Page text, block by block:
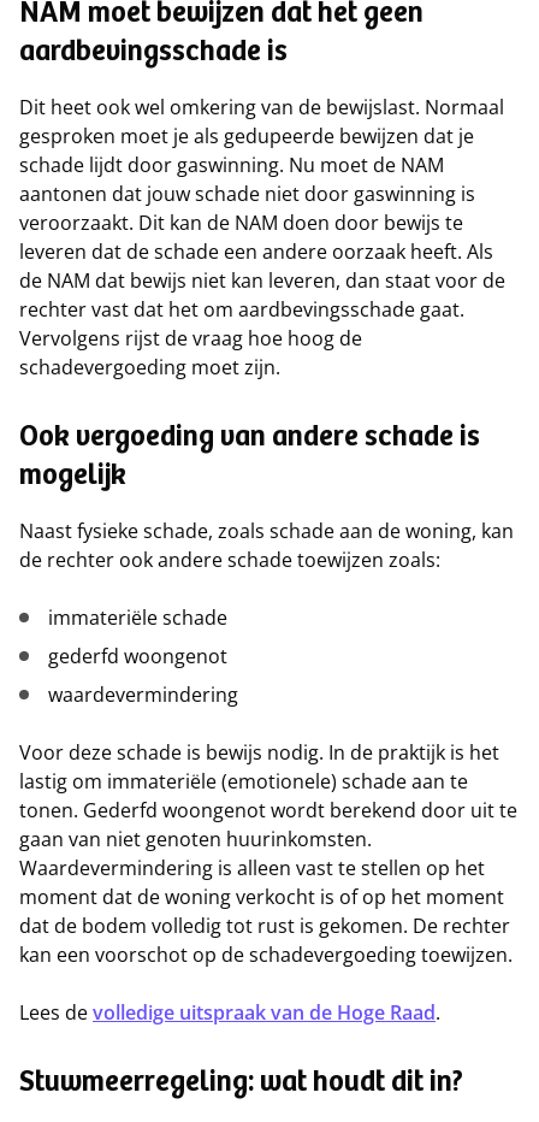
NAM moet bewijzen dat het geen
aardbevingsschade is
Dit heet ook wel omkering van de bewijslast. Normaal
gesproken moet je als gedupeerde bewijzen dat je
schade lijdt door gaswinning. Nu moet de NAM
aantonen dat jouw schade niet door gaswinning is
veroorzaakt. Dit kan de NAM doen door bewijs te
leveren dat de schade een andere oorzaak heeft. Als
de NAM dat bewijs niet kan leveren, dan staat voor de
rechter vast dat het om aardbevingsschade gaat.
Vervolgens rijst de vraag hoe hoog de
schadevergoeding moet zijn.
Ook vergoeding van andere schade is
mogelijk
Naast fysieke schade, zoals schade aan de woning, kan
de rechter ook andere schade toewijzen zoals:
immateriële schade
gederfd woongenot
waardevermindering
Voor deze schade is bewijs nodig. In de praktijk is het
lastig om immateriële (emotionele) schade aan te
tonen. Gederfd woongenot wordt berekend door uit te
gaan van niet genoten huurinkomsten.
Waardevermindering is alleen vast te stellen op het
moment dat de woning verkocht is of op het moment
dat de bodem volledig tot rust is gekomen. De rechter
kan een voorschot op de schadevergoeding toewijzen.
Lees devolledige uitspraak van de Hoge Raad.
Stuwmeerregeling: wat houdt dit in?